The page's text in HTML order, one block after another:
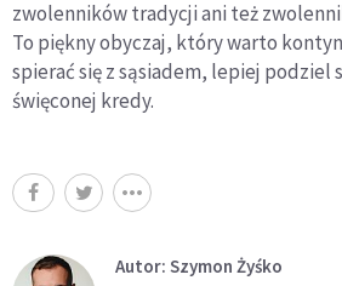
zwolenników tradycji ani też
To piękny obyczaj, który warto
spierać się z sąsiadem, lepiej podziel
święconej kredy.
Autor: Szymon Żyśko